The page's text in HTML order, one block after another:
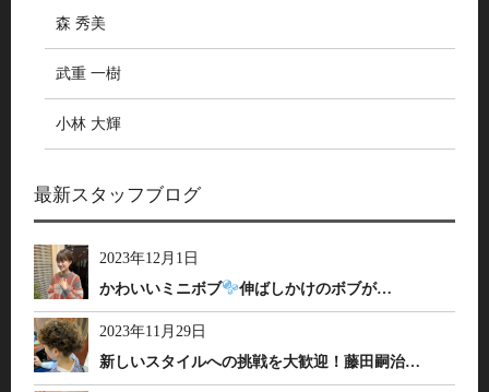
森 秀美
武重 一樹
小林 大輝
最新スタッフブログ
2023年12月1日
かわいいミニボブ
伸ばしかけのボブが…
2023年11月29日
新しいスタイルへの挑戦を大歓迎！藤田嗣治…